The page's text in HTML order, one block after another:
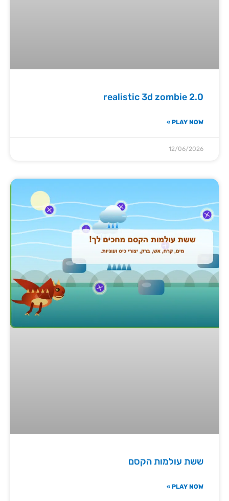
realistic 3d zombie 2.0
PLAY NOW »
12/06/2026
ששת עולמות הקסם
PLAY NOW »